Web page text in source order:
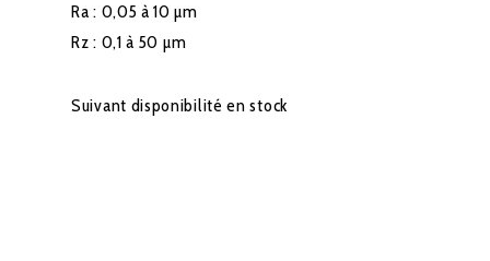
Ra : 0,05 à 10 µm
Rz : 0,1 à 50 µm
Suivant disponibilité en stock